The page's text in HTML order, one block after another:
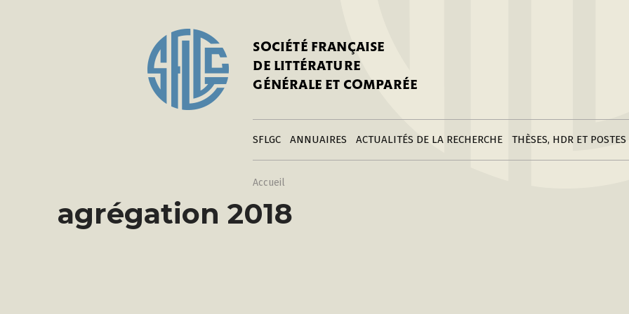
SOCIÉTÉ FRANÇAISE
DE LITTÉRATURE
GÉNÉRALE ET COMPARÉE
SFLGC
Adhérer à la SFLGC
Publier sur ce site
LiensANNUAIRES
Créer une fiche
annuaire
Modifier sa fiche
annuaire
Créer une fiche
institutionACTUALITÉS DE LA RECHERCHE
Divers
Soumettre une
annonce
THÈSES, HDR ET POSTES
Postes
Accueil
agrégation 2018